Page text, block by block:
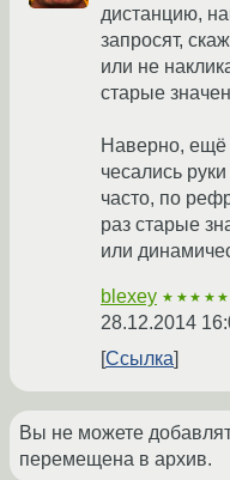
дистанцию,
запросят,
или не
старые
Наверно, ещё
чесались
часто, по
раз старые
или
blexey ★★★★★
28.12.2014
Ссылка
Вы не можете
перемещена в архив.